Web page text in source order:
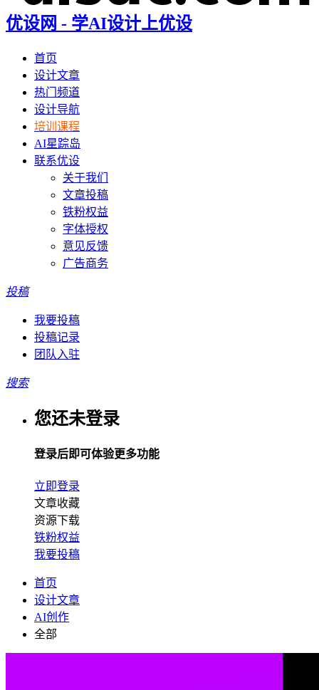
优设网 - 学AI设计上优设
首页
设计文章
热门频道
设计导航
培训课程
AI星踪岛
联系优设
关于我们
文章投稿
铁粉权益
字体授权
意见反馈
广告商务
投稿
我要投稿
投稿记录
团队入驻
搜索
您还未登录
登录后即可体验更多功能
立即登录
文章收藏
资源下载
铁粉权益
我要投稿
首页
设计文章
AI创作
全部